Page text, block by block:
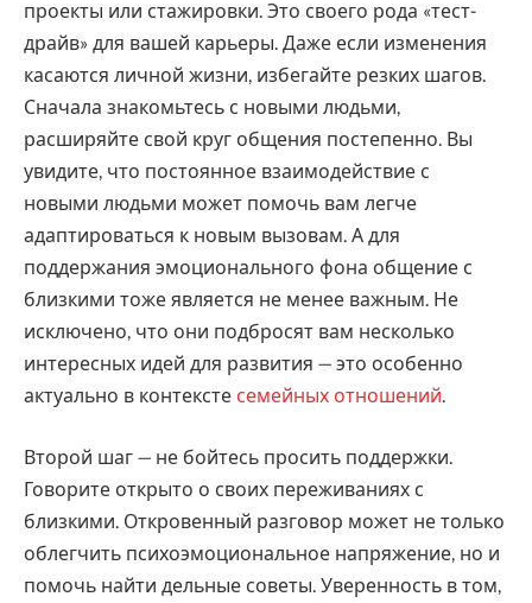
проекты или стажировки. Это своего рода «тест-
драйв» для вашей карьеры. Даже если изменения
касаются личной жизни, избегайте резких шагов.
Сначала знакомьтесь с новыми людьми,
расширяйте свой круг общения постепенно. Вы
увидите, что постоянное взаимодействие с
новыми людьми может помочь вам легче
адаптироваться к новым вызовам. А для
поддержания эмоционального фона общение с
близкими тоже является не менее важным. Не
исключено, что они подбросят вам несколько
интересных идей для развития — это особенно
актуально в контексте семейных отношений.
Второй шаг — не бойтесь просить поддержки.
Говорите открыто о своих переживаниях с
близкими. Откровенный разговор может не только
облегчить психоэмоциональное напряжение, но и
помочь найти дельные советы. Уверенность в том,